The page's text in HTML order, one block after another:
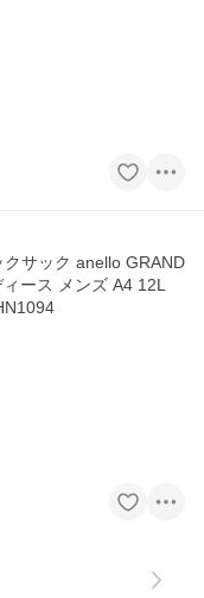
サック anello GRAND
ース メンズ A4 12L